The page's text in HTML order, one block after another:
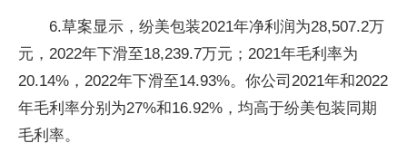
6.草案显示，纷美包装2021年净利润为28,507.2万
元，2022年下滑至18,239.7万元；2021年毛利率为
20.14%，2022年下滑至14.93%。你公司2021年和2022
年毛利率分别为27%和16.92%，均高于纷美包装同期
毛利率。